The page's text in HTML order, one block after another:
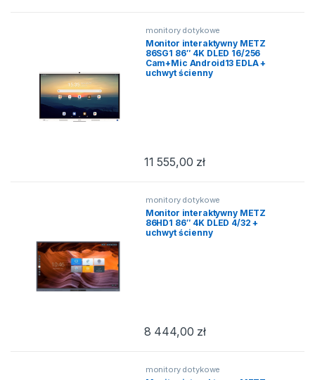
monitory dotykowe
Monitor interaktywny METZ
86SG1 86″ 4K DLED 16/256
Cam+Mic Android13 EDLA +
uchwyt ścienny
11 555,00 zł
monitory dotykowe
Monitor interaktywny METZ
86HD1 86″ 4K DLED 4/32 +
uchwyt ścienny
8 444,00 zł
monitory dotykowe